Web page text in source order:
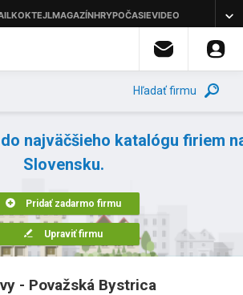
Hľadať firmu
najväčšieho katalógu firiem
Slovensku.
Pridať zadarmo firmu
Upraviť firmu
- Považská Bystrica